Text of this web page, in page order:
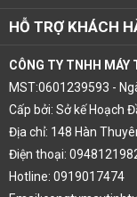
HỖ TRỢ KHÁCH
CÔNG TY TNHH MÁY
MST:0601239593 -
Cấp bởi: Sở kế Hoạch
Địa chỉ: 148 Hàn
Điện thoại:
Hotline: 0919017474